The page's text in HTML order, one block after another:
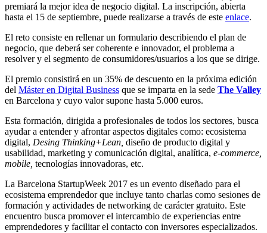
premiará la mejor idea de negocio digital. La inscripción, abierta
hasta el 15 de septiembre, puede realizarse a través de este enlace.
El reto consiste en rellenar un formulario describiendo el plan de
negocio, que deberá ser coherente e innovador, el problema a
resolver y el segmento de consumidores/usuarios a los que se dirige.
El premio consistirá en un 35% de descuento en la próxima edición
del Máster en Digital Business que se imparta en la sede The Valley
en Barcelona y cuyo valor supone hasta 5.000 euros.
Esta formación, dirigida a profesionales de todos los sectores, busca
ayudar a entender y afrontar aspectos digitales como: ecosistema
digital, Desing Thinking+Lean, diseño de producto digital y
usabilidad, marketing y comunicación digital, analítica, e-commerce,
mobile, tecnologías innovadoras, etc.
La Barcelona StartupWeek 2017 es un evento diseñado para el
ecosistema emprendedor que incluye tanto charlas como sesiones de
formación y actividades de networking de carácter gratuito. Este
encuentro busca promover el intercambio de experiencias entre
emprendedores y facilitar el contacto con inversores especializados.